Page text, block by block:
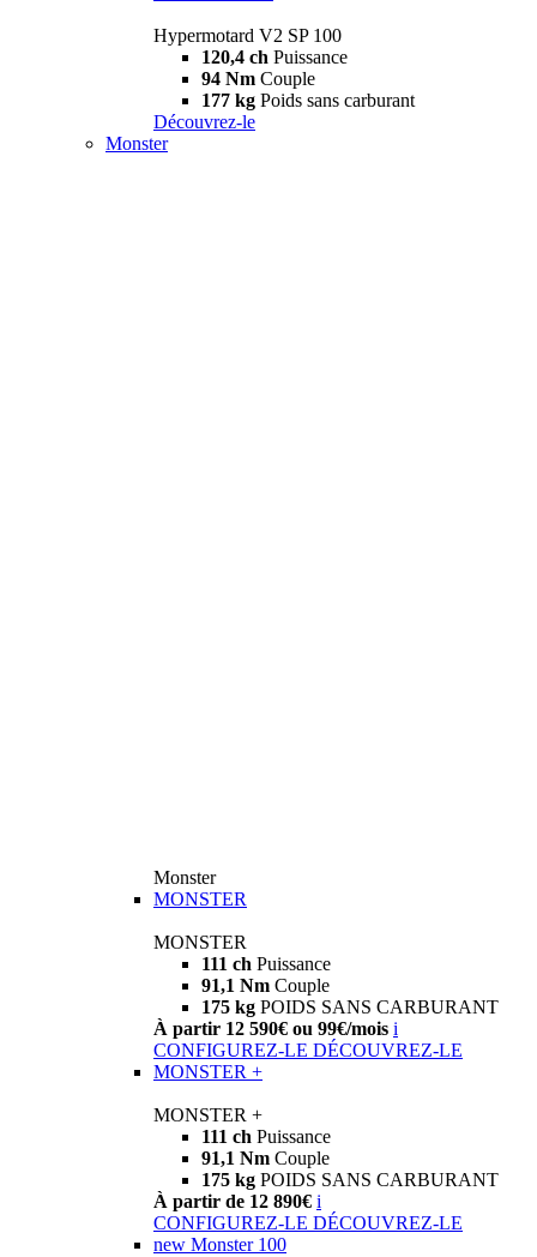
Hypermotard V2 SP 100
120,4 ch Puissance
94 Nm Couple
177 kg Poids sans carburant
Découvrez-le
Monster
Monster
MONSTER
MONSTER
111 ch Puissance
91,1 Nm Couple
175 kg POIDS SANS CARBURANT
À partir 12 590€ ou 99€/mois i
CONFIGUREZ-LE DÉCOUVREZ-LE
MONSTER +
MONSTER +
111 ch Puissance
91,1 Nm Couple
175 kg POIDS SANS CARBURANT
À partir de 12 890€ i
CONFIGUREZ-LE DÉCOUVREZ-LE
new Monster 100